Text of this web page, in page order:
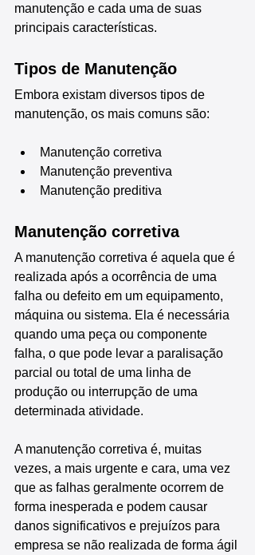
manutenção e cada uma de suas
principais características.
Tipos de Manutenção
Embora existam diversos tipos de
manutenção, os mais comuns são:
Manutenção corretiva
Manutenção preventiva
Manutenção preditiva
Manutenção corretiva
A manutenção corretiva é aquela que é
realizada após a ocorrência de uma
falha ou defeito em um equipamento,
máquina ou sistema. Ela é necessária
quando uma peça ou componente
falha, o que pode levar a paralisação
parcial ou total de uma linha de
produção ou interrupção de uma
determinada atividade.
A manutenção corretiva é, muitas
vezes, a mais urgente e cara, uma vez
que as falhas geralmente ocorrem de
forma inesperada e podem causar
danos significativos e prejuízos para
empresa se não realizada de forma ágil